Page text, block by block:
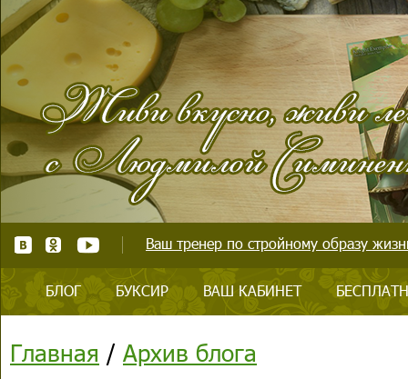
Ваш тренер по стройному образу
БЛОГ БУКСИР ВАШ КАБИНЕТ
Главная / Архив блога